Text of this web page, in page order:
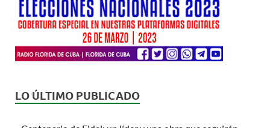
LO ÚLTIMO PUBLICADO